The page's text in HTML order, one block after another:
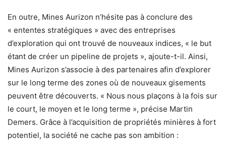
En outre, Mines Aurizon n’hésite pas à conclure des
« ententes stratégiques » avec des entreprises
d’exploration qui ont trouvé de nouveaux indices, « le but
étant de créer un pipeline de projets », ajoute-t-il. Ainsi,
Mines Aurizon s’associe à des partenaires afin d’explorer
sur le long terme des zones où de nouveaux gisements
peuvent être découverts. « Nous nous plaçons à la fois sur
le court, le moyen et le long terme », précise Martin
Demers. Grâce à l’acquisition de propriétés minières à fort
potentiel, la société ne cache pas son ambition :